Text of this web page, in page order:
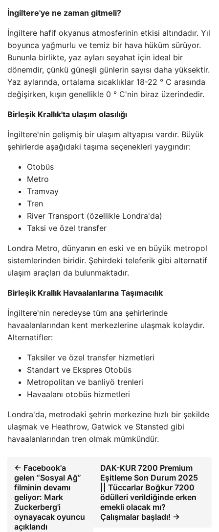
İngiltere'ye ne zaman gitmeli?
İngiltere hafif okyanus atmosferinin etkisi altındadır. Yıl
boyunca yağmurlu ve temiz bir hava hüküm sürüyor.
Bununla birlikte, yaz ayları seyahat için ideal bir
dönemdir, çünkü güneşli günlerin sayısı daha yüksektir.
Yaz aylarında, ortalama sıcaklıklar 18-22 ° C arasında
değişirken, kışın genellikle 0 ° C'nin biraz üzerindedir.
Birleşik Krallık'ta ulaşım olasılığı
İngiltere'nin gelişmiş bir ulaşım altyapısı vardır. Büyük
şehirlerde aşağıdaki taşıma seçenekleri yaygındır:
Otobüs
Metro
Tramvay
Tren
River Transport (özellikle Londra'da)
Taksi ve özel transfer
Londra Metro, dünyanın en eski ve en büyük metropol
sistemlerinden biridir. Şehirdeki teleferik gibi alternatif
ulaşım araçları da bulunmaktadır.
Birleşik Krallık Havaalanlarına Taşımacılık
İngiltere'nin neredeyse tüm ana şehirlerinde
havaalanlarından kent merkezlerine ulaşmak kolaydır.
Alternatifler:
Taksiler ve özel transfer hizmetleri
Standart ve Ekspres Otobüs
Metropolitan ve banliyö trenleri
Havaalanı otobüs hizmetleri
Londra'da, metrodaki şehrin merkezine hızlı bir şekilde
ulaşmak ve Heathrow, Gatwick ve Stansted gibi
havaalanlarından tren olmak mümkündür.
← Facebook'a
gelen “Sosyal Ağ”
filminin devamı
geliyor: Mark
Zuckerberg'i
oynayacak oyuncu
açıklandı
DAK-KUR 7200 Premium
Eşitleme Son Durum 2025
|| Tüccarlar Boğkur 7200
ödülleri verildiğinde erken
emekli olacak mı?
Çalışmalar başladı! →